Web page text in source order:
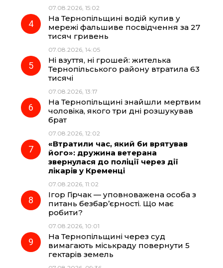
07.08.2026, 15:02
На Тернопільщині водій купив у
мережі фальшиве посвідчення за 27
тисяч гривень
07.08.2026, 14:05
Ні взуття, ні грошей: жителька
Тернопільського району втратила 63
тисячі
07.08.2026, 13:17
На Тернопільщині знайшли мертвим
чоловіка, якого три дні розшукував
брат
07.08.2026, 12:02
«Втратили час, який би врятував
його»: дружина ветерана
звернулася до поліції через дії
лікарів у Кременці
07.08.2026, 11:02
Ігор Гірчак — уповноважена особа з
питань безбар’єрності. Що має
робити?
07.08.2026, 10:01
На Тернопільщині через суд
вимагають міськраду повернути 5
гектарів земель